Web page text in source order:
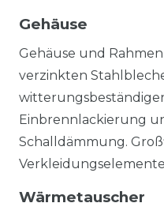
Gehäuse
Gehäuse und
verzinkten
Einbrennlackierung
Schalldämmung.
Wärmetauscher